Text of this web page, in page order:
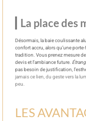
La place des
Désormais, la baie coulissante
confort accru, alors qu’une
tradition. Vous prenez mesure
devis et l’ambiance future.
pas besoin de justification,
jamais ce lien, du geste vers la
peu.
LES